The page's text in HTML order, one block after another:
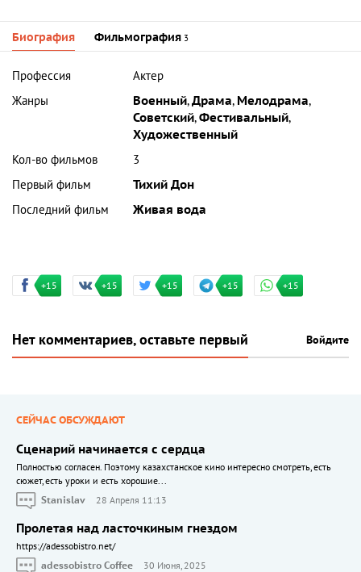
Биография Фильмография 3
Профессия
Актер
Жанры
Военный,Драма, Мелодрама,
Советский,Фестивальный,
Художественный
Кол-во фильмов
3
Первый фильм
Тихий Дон
Последний фильм
Живая вода
+15 +15 +15 +15 +15
Нет комментариев, оставьте первый Войдите
СЕЙЧАС ОБСУЖДАЮТ
Сценарий начинается с сердца
Полностью согласен. Поэтому казахстанское кино интересно смотреть, есть
сюжет, есть уроки и есть хорошие...
Stanislav
28 Апреля 11:13
Пролетая над ласточкиным гнездом
https://adessobistro.net/
adessobistro Coffee
30 Июня, 2025